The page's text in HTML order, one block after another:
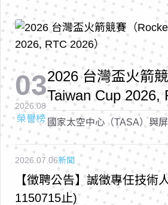
03
2026.08
榮譽榜
2026 台灣盃火箭
Taiwan Cup 2026,
國家太空中心（TASA）與
的「2026 台灣盃火箭競賽
2026, RTC 2026）
2026.07.06新聞
【徵聘公告】誠徵專任技術
1150715止)